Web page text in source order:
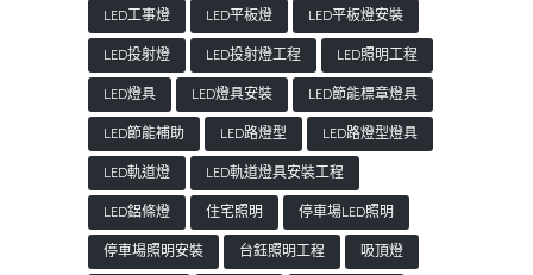
LED工事燈
LED平板燈
LED平板燈安裝
LED投射燈
LED投射燈工程
LED照明工程
LED燈具
LED燈具安裝
LED節能標章燈具
LED節能補助
LED路燈型
LED路燈型燈具
LED軌道燈
LED軌道燈具安裝工程
LED鋁條燈
住宅照明
停車場LED照明
停車場照明安裝
台鈺照明工程
吸頂燈